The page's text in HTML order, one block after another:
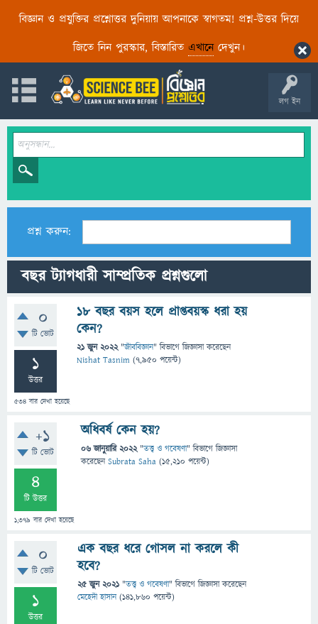
বিজ্ঞান ও প্রযুক্তির প্রশ্নোত্তর দুনিয়ায় আপনাকে স্বাগতম! প্রশ্ন-উত্তর দিয়ে
জিতে নিন পুরস্কার, বিস্তারিত এখানেদেখুন।
লগ ইন
প্রশ্ন করুন:
বছর ট্যাগধারী সাম্প্রতিক প্রশ্নগুলো
0
টি ভোট
1
উত্তর
534 বার দেখা হয়েছে
১৮ বছর বয়স হলে প্রাপ্তবয়স্ক ধরা হয়
কেন?
21 জুন 2022 "জীববিজ্ঞান" বিভাগে জিজ্ঞাসাকরেছেন
Nishat Tasnim (7,950 পয়েন্ট)
+1
টি ভোট
4
টি উত্তর
1,379 বার দেখা হয়েছে
অধিবর্ষ কেন হয়?
06 জানুয়ারি 2022 "তত্ত্ব ও গবেষণা" বিভাগে জিজ্ঞাসা
করেছেনSubrata Saha (15,210 পয়েন্ট)
0
টি ভোট
1
উত্তর
এক বছর ধরে গোসল না করলে কী
হবে?
25 জুন 2021 "তত্ত্ব ও গবেষণা" বিভাগে জিজ্ঞাসাকরেছেন
মেহেদী হাসান (141,860 পয়েন্ট)